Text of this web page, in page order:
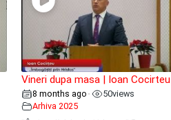
Vineri dupa masa | Ioan Cocirteu
8 months ago • 50views
Arhiva 2025